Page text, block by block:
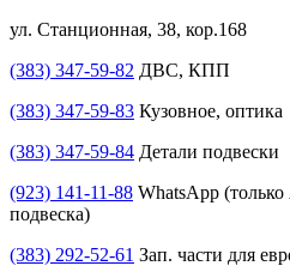
ул. Станционная, 38, кор.168
(383) 347-59-82 ДВС, КПП
(383) 347-59-83 Кузовное, оптика
(383) 347-59-84 Детали подвески
(923) 141-11-88 WhatsApp
подвеска)
(383) 292-52-61 Зап. части для